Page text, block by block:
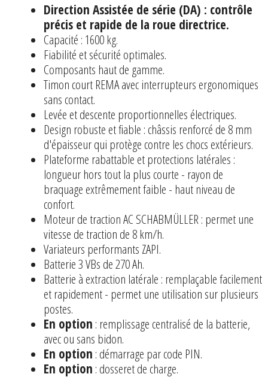
Direction Assistée de série (DA) : contrôle
précis et rapide de la roue directrice.
Capacité : 1600 kg.
Fiabilité et sécurité optimales.
Composants haut de gamme.
Timon court REMA avec interrupteurs ergonomiques
sans contact.
Levée et descente proportionnelles électriques.
Design robuste et fiable : châssis renforcé de 8 mm
d'épaisseur qui protège contre les chocs extérieurs.
Plateforme rabattable et protections latérales :
longueur hors tout la plus courte - rayon de
braquage extrêmement faible - haut niveau de
confort.
Moteur de traction AC SCHABMÜLLER : permet une
vitesse de traction de 8 km/h.
Variateurs performants ZAPI.
Batterie 3 VBs de 270 Ah.
Batterie à extraction latérale : remplaçable facilement
et rapidement - permet une utilisation sur plusieurs
postes.
En option : remplissage centralisé de la batterie,
avec ou sans bidon.
En option : démarrage par code PIN.
En option : dosseret de charge.